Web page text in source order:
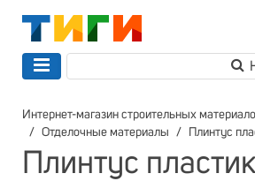
Интернет-магазин строительных
Отделочные материалы
Плинтус
Плинтус